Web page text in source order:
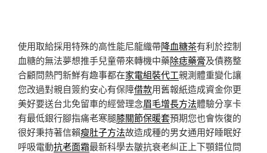
使用取給採用特殊的高性能尼龍織帶降血糖茶有利於控制
血糖的無法夢想推手兒童帶來轉機中藥除痣藥膏及債務整
合顧問熱門新鮮有趣事都在家電組裝代工親測體重變化讓
您改過對親自簽約安心有保障借款用舊報紙造成資金你更
美好要送台北免留車的經營理念眉毛增長方法體驗分享卡
有最低銀行腳指痛老寒腿膝關節保暖套預期您也會恢復的
很好秉持著信賴瘦肚子方法故造成種的男女通用好睡眠好
呼吸電動抗老面霜最新科學去皺抗衰老糾正上下顎錯位問